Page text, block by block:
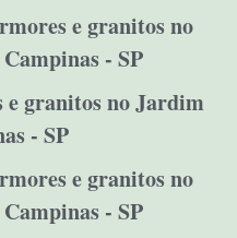
e granitos no
- SP
e granitos no Jardim
- SP
e granitos no
- SP